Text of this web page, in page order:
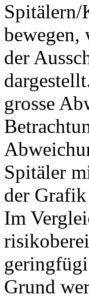
der
grosse
Spitäler
der
Im
Grund